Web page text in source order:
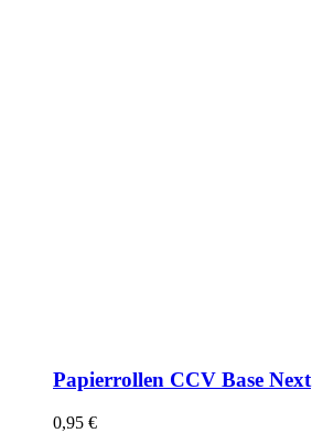
Papierrollen CCV Base Next
0,95 €